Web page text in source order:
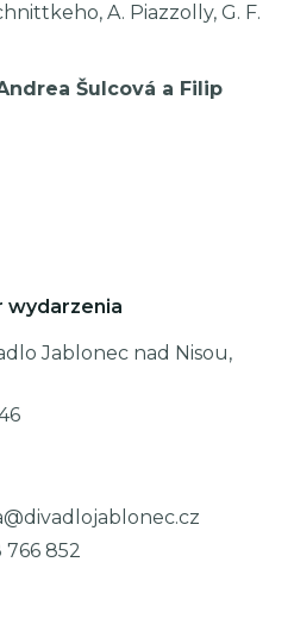
A. Piazzolly, G. F.
Šulcová a Filip
wydarzenia
Jablonec nad Nisou,
766 852